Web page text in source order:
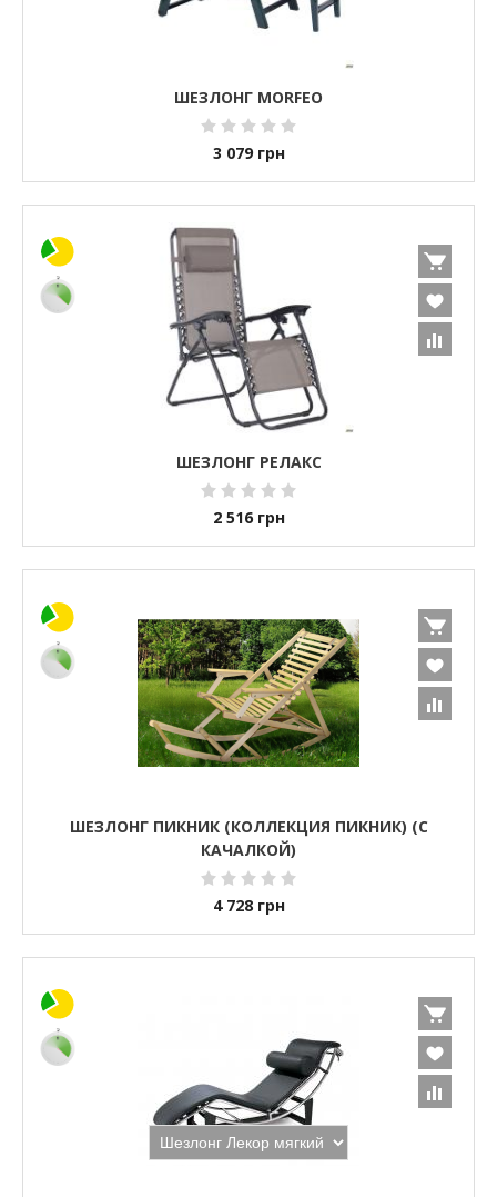
ШЕЗЛОНГ MORFEO
3 079 грн
ШЕЗЛОНГ РЕЛАКС
2 516 грн
ШЕЗЛОНГ ПИКНИК (КОЛЛЕКЦИЯ ПИКНИК) (С
КАЧАЛКОЙ)
4 728 грн